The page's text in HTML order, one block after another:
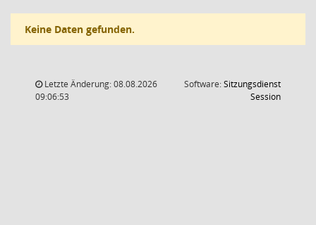
Keine Daten gefunden.
Letzte Änderung: 08.08.2026
09:06:53
Software:Sitzungsdienst
Session(Wird in